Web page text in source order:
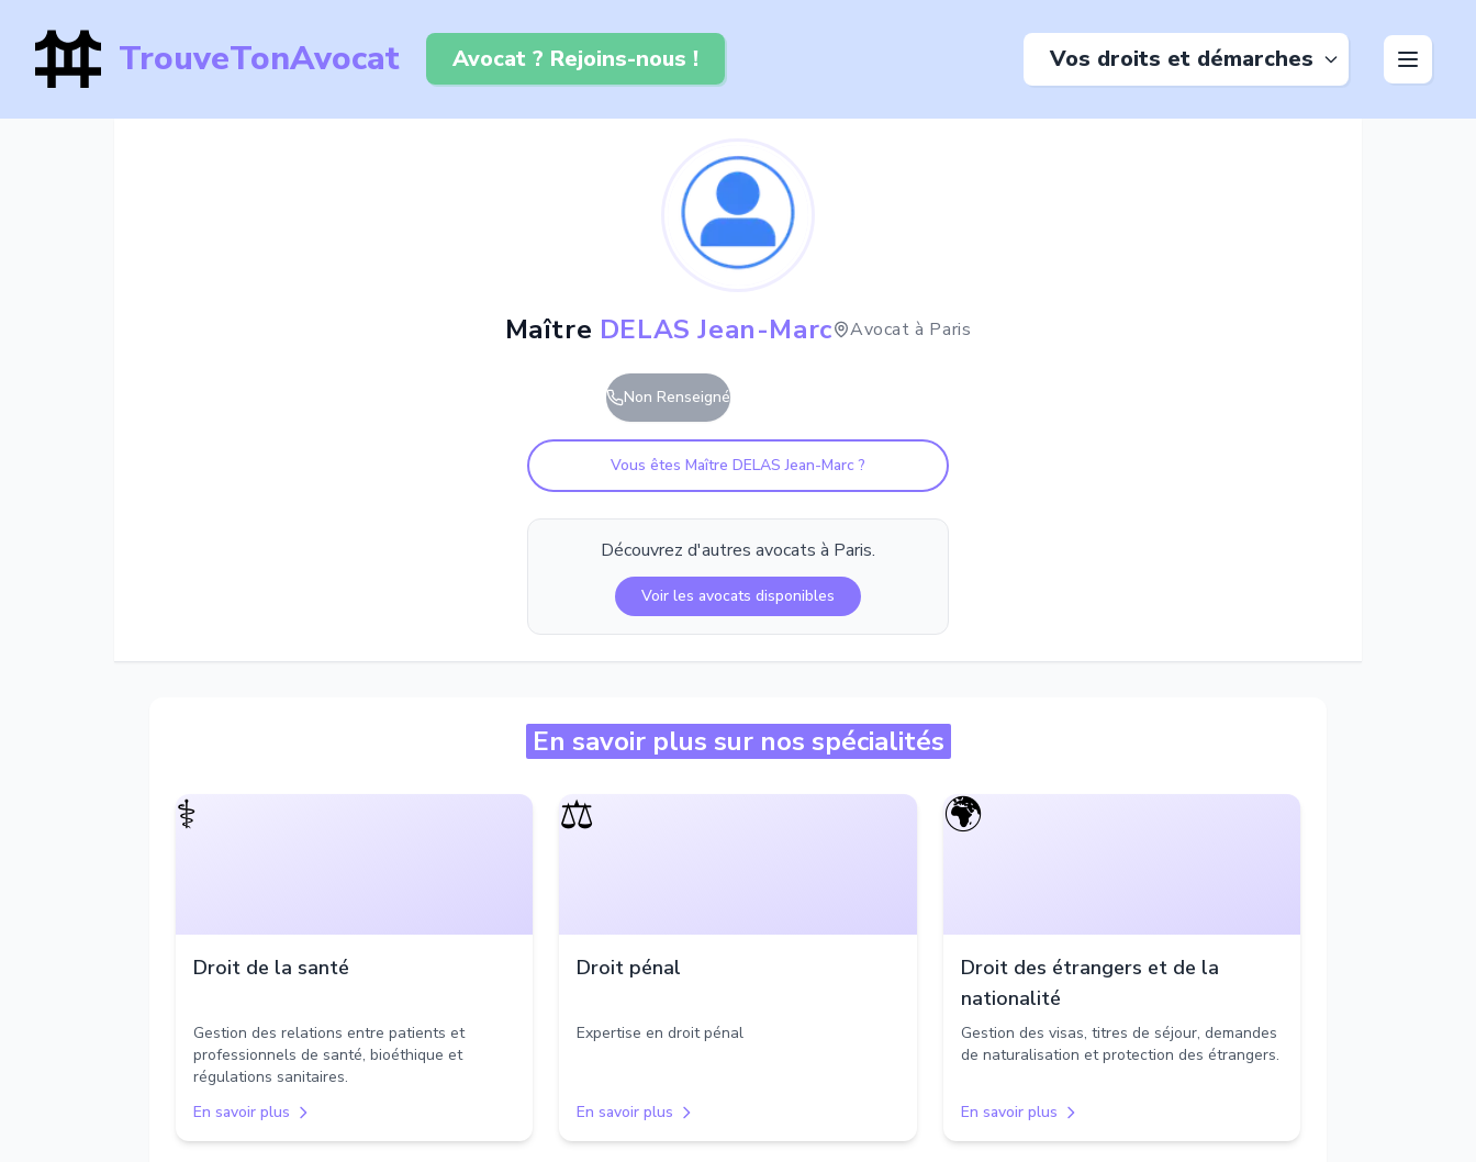
TrouveTonAvocat Avocat ? Rejoins-nous ! Vos droits et démarches
Maître DELAS Jean-Marc Avocat à Paris
Non Renseigné
Vous êtes Maître DELAS Jean-Marc ?
Découvrez d'autres avocats à Paris.
Voir les avocats disponibles
En savoir plus sur nos spécialités
⚕️
Droit de la santé
Gestion des relations entre patients et
professionnels de santé, bioéthique et
régulations sanitaires.
En savoir plus
⚖️
Droit pénal
Expertise en droit pénal
En savoir plus
🌍
Droit des étrangers et de la
nationalité
Gestion des visas, titres de séjour, demandes
de naturalisation et protection des étrangers.
En savoir plus